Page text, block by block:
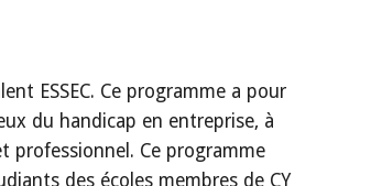
ESSEC. Ce programme a pour
du handicap en entreprise, à
professionnel. Ce programme
des écoles membres de CY